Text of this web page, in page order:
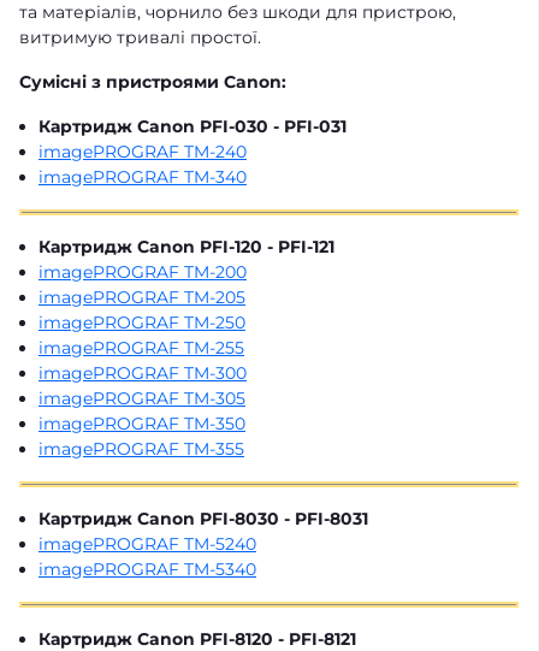
та матеріалів, чорнило без шкоди для пристрою,
витримую тривалі простої.
Сумісні з пристроями Canon:
Картридж Canon PFI-030 - PFI-031
imagePROGRAF TM-240
imagePROGRAF TM-340
Картридж Canon PFI-120 - PFI-121
imagePROGRAF TM-200
imagePROGRAF TM-205
imagePROGRAF TM-250
imagePROGRAF TM-255
imagePROGRAF TM-300
imagePROGRAF TM-305
imagePROGRAF TM-350
imagePROGRAF TM-355
Картридж Canon PFI-8030 - PFI-8031
imagePROGRAF TM-5240
imagePROGRAF TM-5340
Картридж Canon PFI-8120 - PFI-8121